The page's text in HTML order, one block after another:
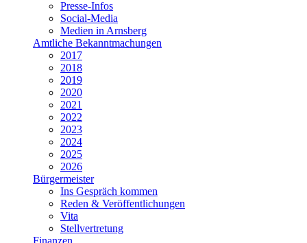
Presse-Infos
Social-Media
Medien in Arnsberg
Amtliche Bekanntmachungen
2017
2018
2019
2020
2021
2022
2023
2024
2025
2026
Bürgermeister
Ins Gespräch kommen
Reden & Veröffentlichungen
Vita
Stellvertretung
Finanzen